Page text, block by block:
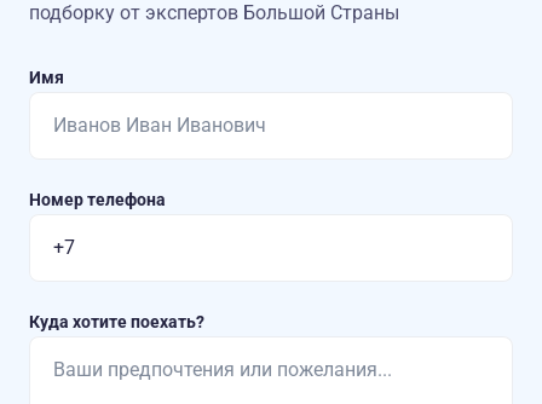
подборку от экспертов Большой Страны
Имя
Номер телефона
Куда хотите поехать?